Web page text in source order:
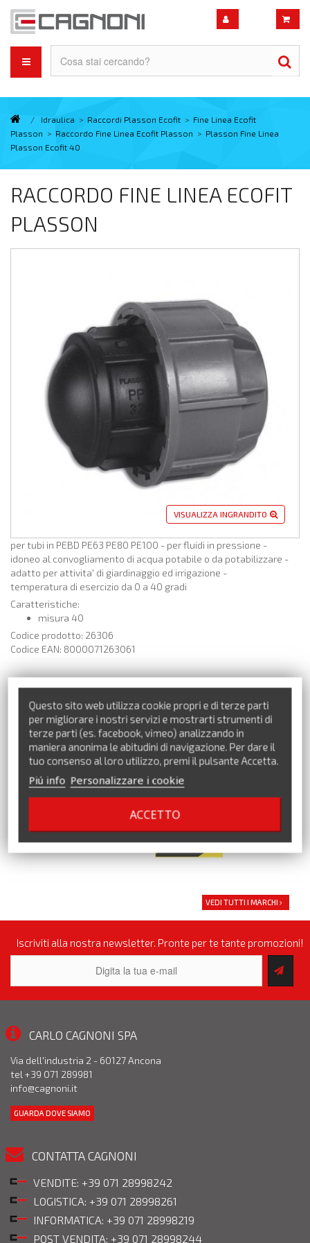
/ Idraulica > Raccordi Plasson Ecofit > Fine Linea Ecofit
Plasson > Raccordo Fine Linea Ecofit Plasson > Plasson Fine Linea
Plasson Ecofit 40
RACCORDO FINE LINEA ECOFIT
PLASSON
VISUALIZZA INGRANDITO
per tubi in PEBD PE63 PE80 PE100 - per fluidi in pressione -
idoneo al convogliamento di acqua potabile o da potabilizzare -
adatto per attivita' di giardinaggio ed irrigazione -
temperatura di esercizio da 0 a 40 gradi
Caratteristiche:
misura 40
Codice prodotto: 26306
Codice EAN: 8000071263061
Precedente Successivo
VEDI TUTTI I MARCHI
Iscriviti alla nostra newsletter. Pronte per te tante promozioni!
Questo sito web utilizza cookie propri e di terze parti
per migliorare i nostri servizi e mostrarti strumenti di
terze parti (es. facebook, vimeo) analizzando in
maniera anonima le abitudini di navigazione. Per dare il
tuo consenso al loro utilizzo, premi il pulsante Accetta.
Piú info Personalizzare i cookie
ACCETTO
CARLO CAGNONI SPA
Via dell'industria 2 - 60127 Ancona
tel +39 071 289981
info@cagnoni.it
GUARDA DOVE SIAMO
CONTATTA CAGNONI
VENDITE: +39 071 28998242
LOGISTICA: +39 071 28998261
INFORMATICA: +39 071 28998219
POST VENDITA: +39 071 28998244